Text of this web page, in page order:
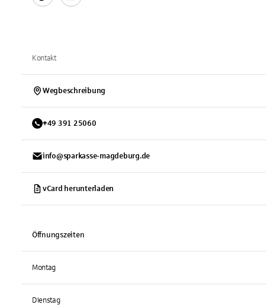
Kontakt
Wegbeschreibung
+49 391 25060
info@sparkasse-magdeburg.de
vCard herunterladen
Öffnungszeiten
Montag
Dienstag